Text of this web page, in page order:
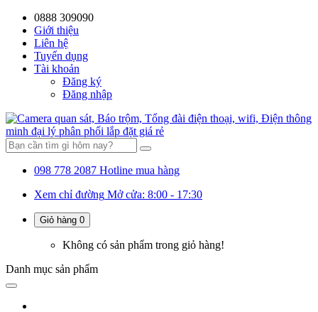
0888 309090
Giới thiệu
Liên hệ
Tuyển dụng
Tài khoản
Đăng ký
Đăng nhập
098 778 2087 Hotline mua hàng
Xem chỉ đường Mở cửa: 8:00 - 17:30
Giỏ hàng 0
Không có sản phẩm trong giỏ hàng!
Danh mục sản phẩm